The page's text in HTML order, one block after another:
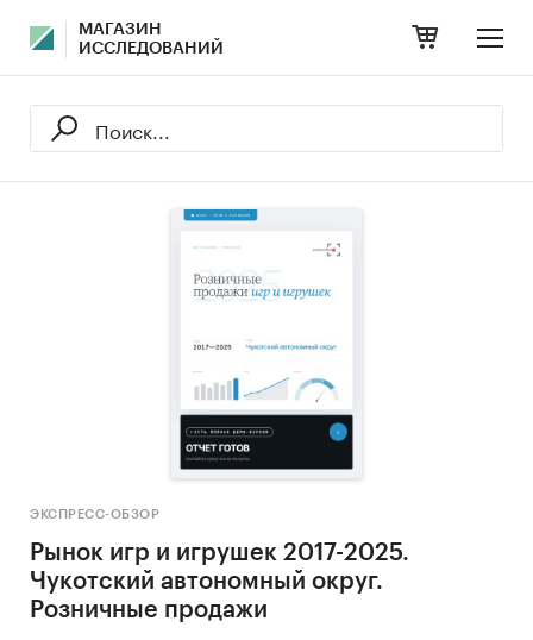
МАГАЗИН
ИССЛЕДОВАНИЙ
ЭКСПРЕСС-ОБЗОР
Рынок игр и игрушек 2017-2025.
Чукотский автономный округ.
Розничные продажи